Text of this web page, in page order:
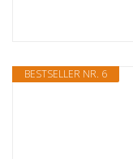
BESTSELLER NR. 6